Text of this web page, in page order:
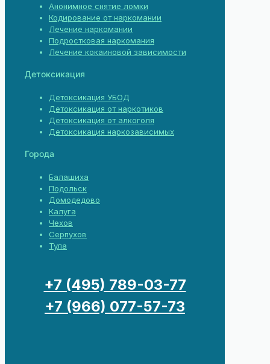
Анонимное снятие ломки
Кодирование от наркомании
Лечение наркомании
Подростковая наркомания
Лечение кокаиновой зависимости
Детоксикация
Детоксикация УБОД
Детоксикация от наркотиков
Детоксикация от алкоголя
Детоксикация наркозависимых
Города
Балашиха
Подольск
Домодедово
Калуга
Чехов
Серпухов
Тула
+7 (495) 789-03-77
+7 (966) 077-57-73